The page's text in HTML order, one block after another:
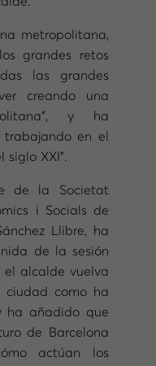
metropolitana,
grandes retos
las grandes
creando una
y ha
trabajando en el
XXI”.
de la Societat
i Socials de
Llibre, ha
de la sesión
el alcalde vuelva
ciudad como ha
ha añadido que
de Barcelona
actúan los